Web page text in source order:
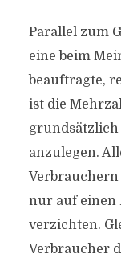
Parallel zum
eine beim
beauftragte,
ist die
grundsätzlich
anzulegen.
Verbrauchern
nur auf einen
verzichten.
Verbraucher